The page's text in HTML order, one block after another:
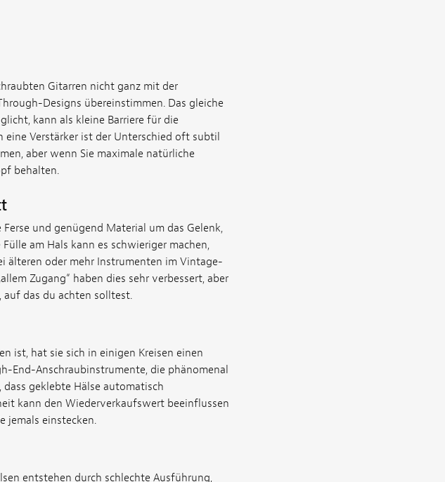
Gitarren nicht ganz mit der
Designs übereinstimmen. Das gleiche
kann als kleine Barriere für die
eine Verstärker ist der Unterschied oft subtil
aber wenn Sie maximale natürliche
behalten.
und genügend Material um das Gelenk,
am Hals kann es schwieriger machen,
älteren oder mehr Instrumenten im Vintage-
Zugang“ haben dies sehr verbessert, aber
auf das du achten solltest.
ist, hat sie sich in einigen Kreisen einen
End-Anschraubinstrumente, die phänomenal
geklebte Hälse automatisch
kann den Wiederverkaufswert beeinflussen
jemals einstecken.
entstehen durch schlechte Ausführung,